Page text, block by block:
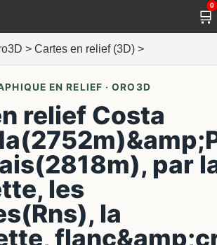
🛒
0
> Cartes en relief (3D) >
EN RELIEF · ORO3D
relief Costa
par
les
la